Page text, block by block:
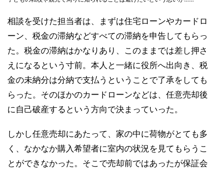
相談を受けた担当者は、まずは住宅ローンやカードロ
ーン、税金の滞納などすべての滞納を申告してもらっ
た。税金の滞納はかなりあり、このままでは差し押さ
えになるという寸前。本人と一緒に役所へ出向き、税
金の未納分は分納で支払うということで了承をしても
らった。そのほかのカードローンなどは、任意売却後
に自己破産するという方向で決まっていった。
しかし任意売却にあたって、家の中に荷物がとても多
く、なかなか購入希望者に室内の状況を見てもらうこ
とができなかった。そこで売却前ではあったが保証会